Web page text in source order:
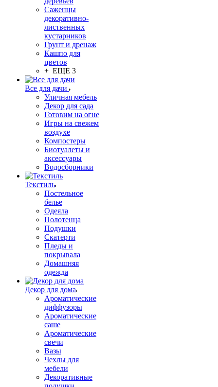
Саженцы
декоративно-
лиственных
кустарников
Грунт и дренаж
Кашпо для
цветов
+ ЕЩЕ 3
Все для дачи
Уличная мебель
Декор для сада
Готовим на огне
Игры на свежем
воздухе
Компостеры
Биотуалеты и
аксессуары
Водосборники
Текстиль
Постельное
белье
Одеяла
Полотенца
Подушки
Скатерти
Пледы и
покрывала
Домашняя
одежда
Декор для дома
Ароматические
диффузоры
Ароматические
саше
Ароматические
свечи
Вазы
Чехлы для
мебели
Декоративные